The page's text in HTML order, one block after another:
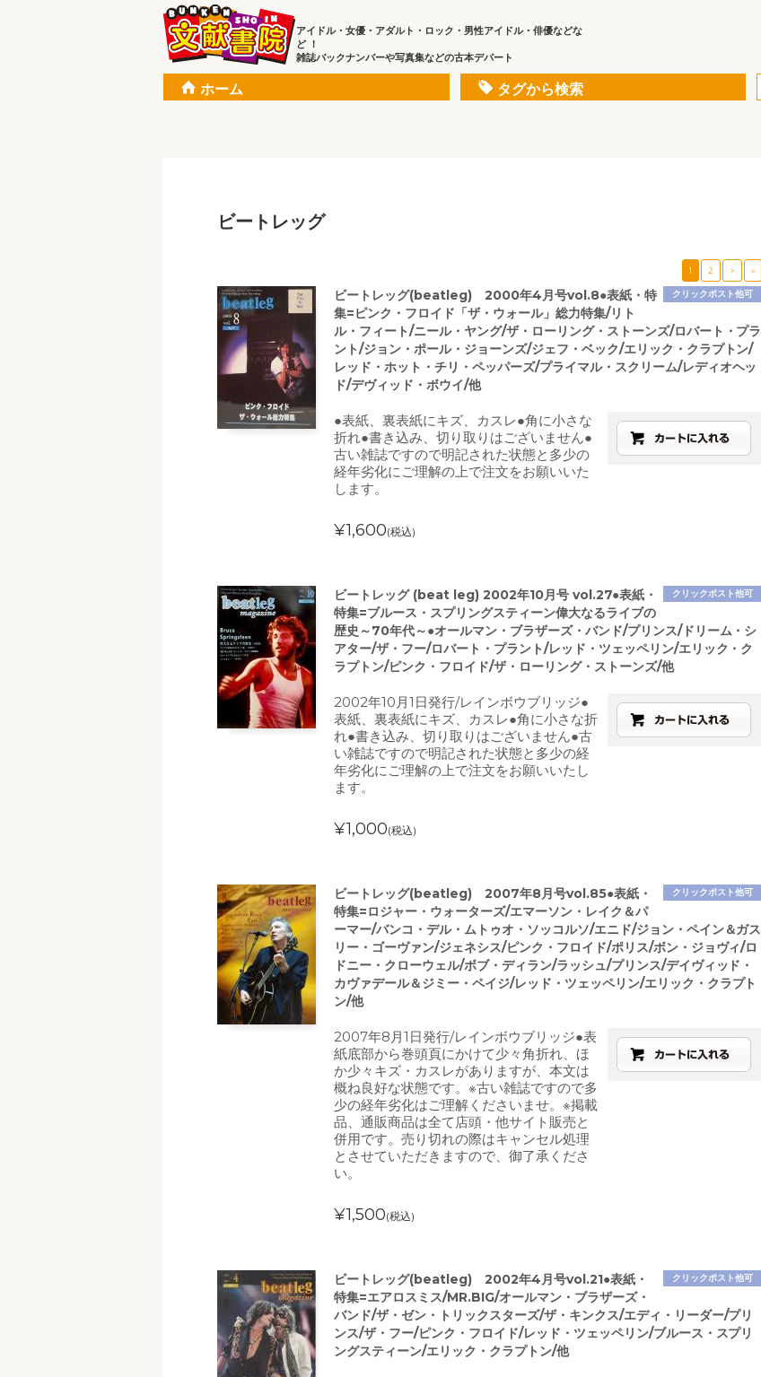
アイドル・女優・アダルト・ロック・男性アイドル・俳優などな
ど ！
雑誌バックナンバーや写真集などの古本デパート
ホーム タグから検索
ビートレッグ
1 2 > »
クリックポスト他可
ビートレッグ(beatleg) 2000年4月号vol.8●表紙・特
集=ピンク・フロイド「ザ・ウォール」総力特集/リト
ル・フィート/ニール・ヤング/ザ・ローリング・ストーンズ/ロバート・プラ
ント/ジョン・ポール・ジョーンズ/ジェフ・ベック/エリック・クラプトン/
レッド・ホット・チリ・ペッパーズ/プライマル・スクリーム/レディオヘッ
ド/デヴィッド・ボウイ/他
●表紙、裏表紙にキズ、カスレ●角に小さな
折れ●書き込み、切り取りはございません●
古い雑誌ですので明記された状態と多少の
経年劣化にご理解の上で注文をお願いいた
します。
¥1,600(税込)
クリックポスト他可
ビートレッグ (beat leg) 2002年10月号 vol.27●表紙・
特集=ブルース・スプリングスティーン偉大なるライブの
歴史～70年代～●オールマン・ブラザーズ・バンド/プリンス/ドリーム・シ
アター/ザ・フー/ロバート・プラント/レッド・ツェッペリン/エリック・ク
ラプトン/ピンク・フロイド/ザ・ローリング・ストーンズ/他
2002年10月1日発行/レインボウブリッジ●
表紙、裏表紙にキズ、カスレ●角に小さな折
れ●書き込み、切り取りはございません●古
い雑誌ですので明記された状態と多少の経
年劣化にご理解の上で注文をお願いいたし
ます。
¥1,000(税込)
クリックポスト他可
ビートレッグ(beatleg) 2007年8月号vol.85●表紙・
特集=ロジャー・ウォーターズ/エマーソン・レイク＆パ
ーマー/バンコ・デル・ムトゥオ・ソッコルソ/エニド/ジョン・ペイン＆ガス
リー・ゴーヴァン/ジェネシス/ピンク・フロイド/ポリス/ボン・ジョヴィ/ロ
ドニー・クローウェル/ボブ・ディラン/ラッシュ/プリンス/デイヴィッド・
カヴァデール＆ジミー・ペイジ/レッド・ツェッペリン/エリック・クラプト
ン/他
2007年8月1日発行/レインボウブリッジ●表
紙底部から巻頭頁にかけて少々角折れ、ほ
か少々キズ・カスレがありますが、本文は
概ね良好な状態です。※古い雑誌ですので多
少の経年劣化はご理解くださいませ。※掲載
品、通販商品は全て店頭・他サイト販売と
併用です。売り切れの際はキャンセル処理
とさせていただきますので、御了承くださ
い。
¥1,500(税込)
クリックポスト他可
ビートレッグ(beatleg) 2002年4月号vol.21●表紙・
特集=エアロスミス/MR.BIG/オールマン・ブラザーズ・
バンド/ザ・ゼン・トリックスターズ/ザ・キンクス/エディ・リーダー/プリ
ンス/ザ・フー/ピンク・フロイド/レッド・ツェッペリン/ブルース・スプリ
ングスティーン/エリック・クラプトン/他